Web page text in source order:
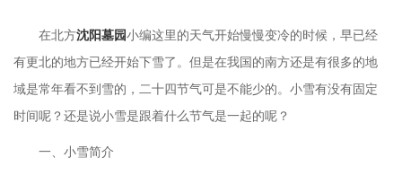
在北方沈阳墓园小编这里的天气开始慢慢变冷的时候，早已经
有更北的地方已经开始下雪了。但是在我国的南方还是有很多的地
域是常年看不到雪的，二十四节气可是不能少的。小雪有没有固定
时间呢？还是说小雪是跟着什么节气是一起的呢？
一、小雪简介